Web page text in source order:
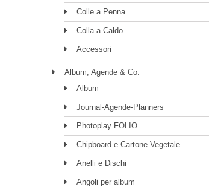
Colle a Penna
Colla a Caldo
Accessori
Album, Agende & Co.
Album
Journal-Agende-Planners
Photoplay FOLIO
Chipboard e Cartone Vegetale
Anelli e Dischi
Angoli per album